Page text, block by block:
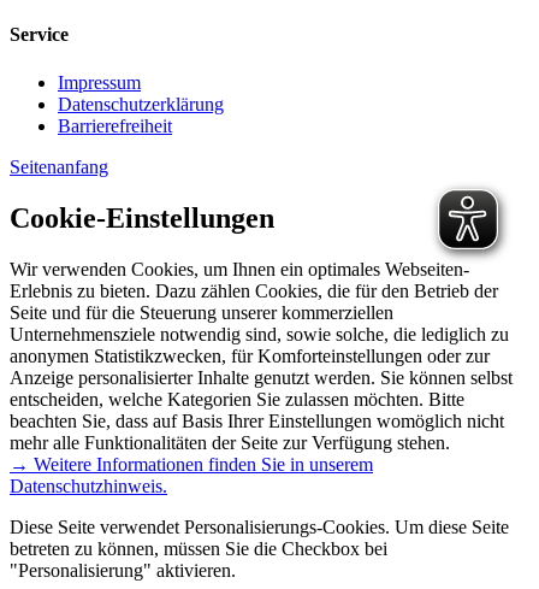
Service
Impressum
Datenschutzerklärung
Barrierefreiheit
Seitenanfang
Cookie-Einstellungen
Wir verwenden Cookies, um Ihnen ein optimales Webseiten-
Erlebnis zu bieten. Dazu zählen Cookies, die für den Betrieb der
Seite und für die Steuerung unserer kommerziellen
Unternehmensziele notwendig sind, sowie solche, die lediglich zu
anonymen Statistikzwecken, für Komforteinstellungen oder zur
Anzeige personalisierter Inhalte genutzt werden. Sie können selbst
entscheiden, welche Kategorien Sie zulassen möchten. Bitte
beachten Sie, dass auf Basis Ihrer Einstellungen womöglich nicht
mehr alle Funktionalitäten der Seite zur Verfügung stehen.
→ Weitere Informationen finden Sie in unserem
Datenschutzhinweis.
Diese Seite verwendet Personalisierungs-Cookies. Um diese Seite
betreten zu können, müssen Sie die Checkbox bei
"Personalisierung" aktivieren.